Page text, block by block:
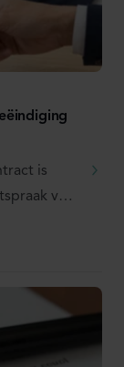
is
van